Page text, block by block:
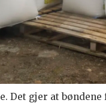
Det gjer at